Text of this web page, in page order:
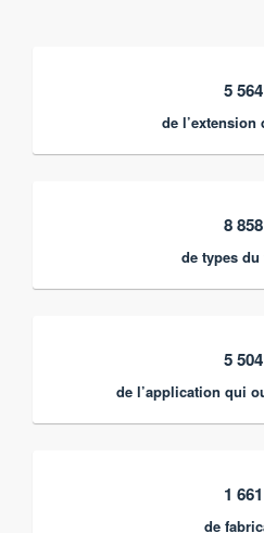
5 564
de
8 858
de types
5 504
de l’application qui
1 661
de